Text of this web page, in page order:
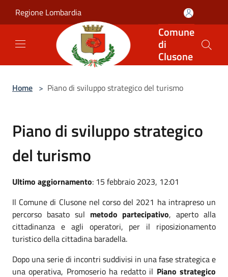
Regione Lombardia
Comune
di
Clusone
Home > Piano di sviluppo strategico del turismo
Piano di sviluppo strategico
del turismo
Ultimo aggiornamento: 15 febbraio 2023, 12:01
Il Comune di Clusone nel corso del 2021 ha intrapreso un
percorso basato sul metodo partecipativo, aperto alla
cittadinanza e agli operatori, per il riposizionamento
turistico della cittadina baradella.
Dopo una serie di incontri suddivisi in una fase strategica e
una operativa, Promoserio ha redatto il Piano strategico